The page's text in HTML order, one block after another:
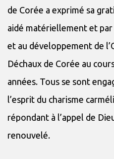
de Corée a exprimé sa
aidé matériellement et
et au développement de
Déchaux de Corée au
années. Tous se sont
l’esprit du charisme
répondant à l’appel de
renouvelé.